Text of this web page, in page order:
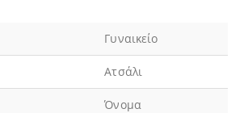
Γυναικείο
Ατσάλι
Όνομα